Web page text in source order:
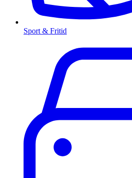
Sport & Fritid